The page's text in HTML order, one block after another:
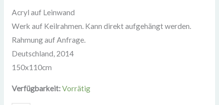
Acryl auf Leinwand
Werk auf Keilrahmen. Kann direkt aufgehängt werden.
Rahmung auf Anfrage.
Deutschland, 2014
150x110cm
Verfügbarkeit:Vorrätig